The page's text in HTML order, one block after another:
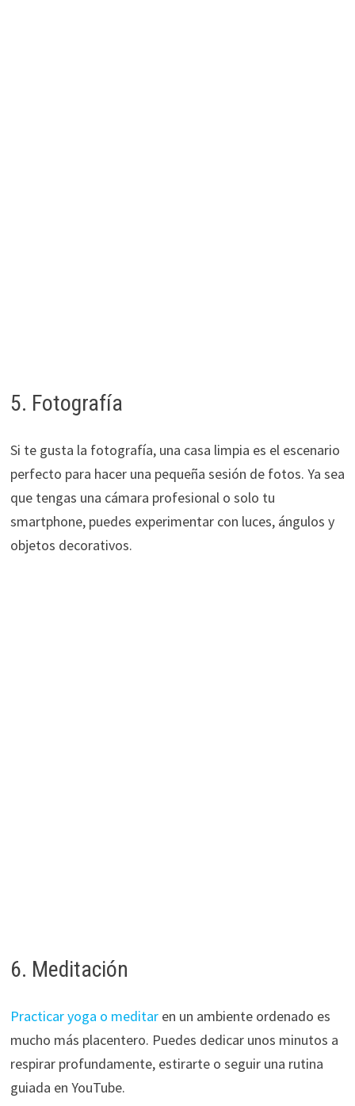
5. Fotografía
Si te gusta la fotografía, una casa limpia es el escenario
perfecto para hacer una pequeña sesión de fotos. Ya sea
que tengas una cámara profesional o solo tu
smartphone, puedes experimentar con luces, ángulos y
objetos decorativos.
6. Meditación
Practicar yoga o meditaren un ambiente ordenado es
mucho más placentero. Puedes dedicar unos minutos a
respirar profundamente, estirarte o seguir una rutina
guiada en YouTube.